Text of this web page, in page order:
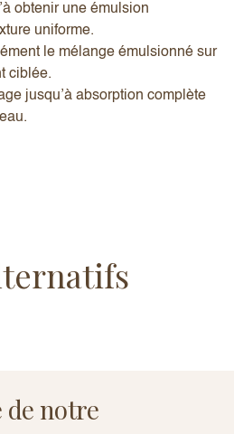
obtenir une émulsion
uniforme.
le mélange émulsionné sur
ciblée.
jusqu’à absorption complète
de notre